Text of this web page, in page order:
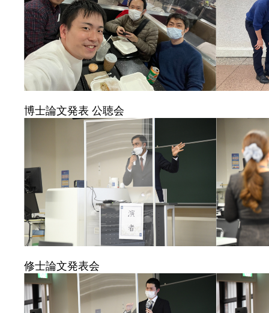
博士論文発表 公聴会
修士論文発表会